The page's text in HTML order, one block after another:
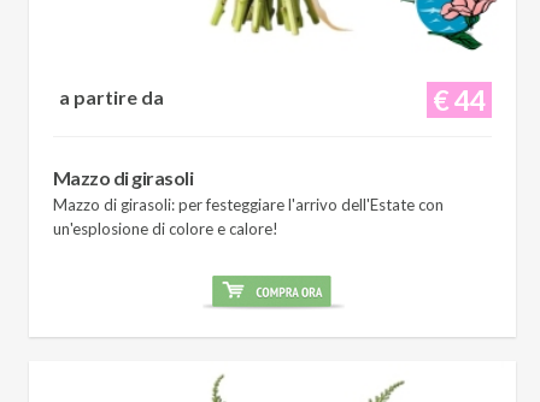
€ 44
a partire da
Mazzo di girasoli
Mazzo di girasoli: per festeggiare l'arrivo dell'Estate con
un'esplosione di colore e calore!